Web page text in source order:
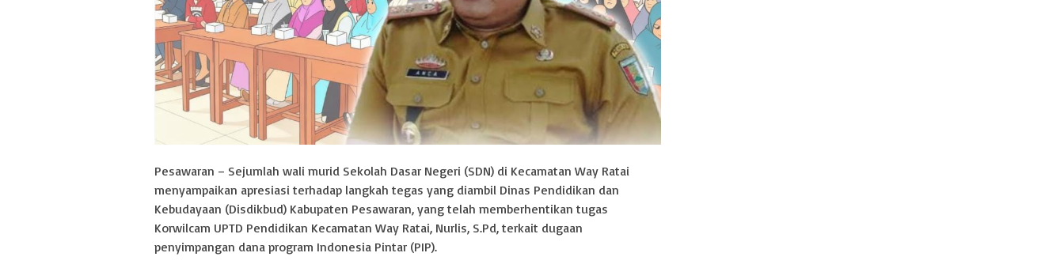
Pesawaran – Sejumlah wali murid Sekolah Dasar Negeri (SDN) di Kecamatan Way Ratai
menyampaikan apresiasi terhadap langkah tegas yang diambil Dinas Pendidikan dan
Kebudayaan (Disdikbud) Kabupaten Pesawaran, yang telah memberhentikan tugas
Korwilcam UPTD Pendidikan Kecamatan Way Ratai, Nurlis, S.Pd, terkait dugaan
penyimpangan dana program Indonesia Pintar (PIP).